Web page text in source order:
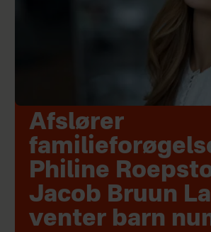
Afslører
Philine
Jacob Bruun
venter barn